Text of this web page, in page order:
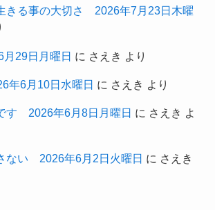
きる事の大切さ 2026年7月23日木曜
29日月曜日 に さえき より
年6月10日水曜日 に さえき より
す 2026年6月8日月曜日 に さえき よ
ない 2026年6月2日火曜日 に さえき